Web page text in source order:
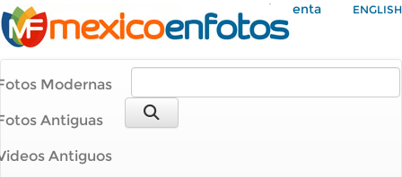
Mi Cuenta ENGLISH
Modernas
Antiguas
Antiguos